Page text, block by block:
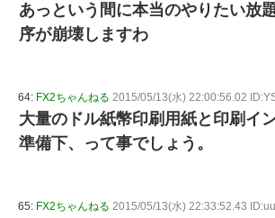
あっという間に本当のやりたい放
序が崩壊しますわ
64: FX2ちゃんねる 2015/05/13(水) 22:00:56.02
大量のドル紙幣印刷用紙と印刷イ
準備下、って事でしょう。
65: FX2ちゃんねる 2015/05/13(水) 22:33:52.43